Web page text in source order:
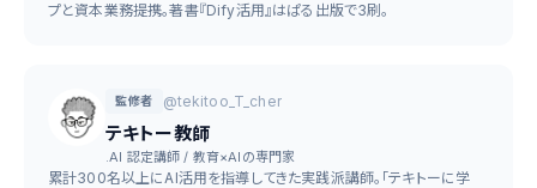
プと資本業務提携。著書『Dify活用』はぱる出版で3刷。
監修者 @tekitoo_T_cher
テキトー教師
.AI 認定講師 / 教育×AIの専門家
累計300名以上にAI活用を指導してきた実践派講師。「テキトーに学